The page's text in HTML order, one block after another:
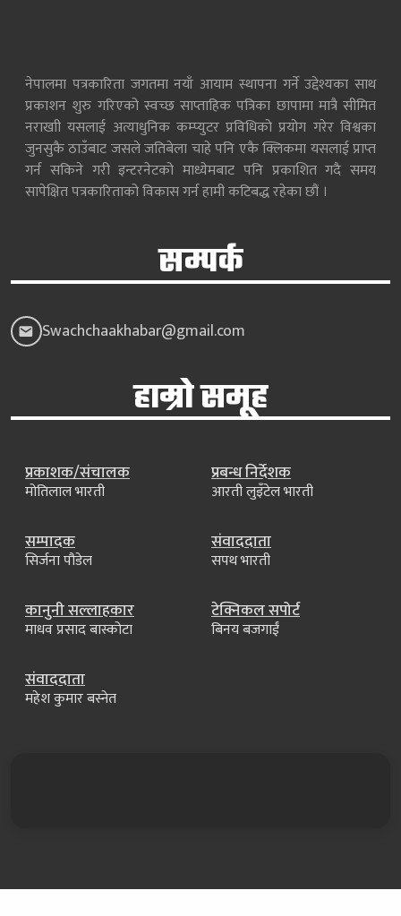
नेपालमा पत्रकारिता जगतमा नयाँ आयाम स्थापना गर्ने उद्देश्यका साथ
प्रकाशन शुरु गरिएको स्वच्छ साप्ताहिक पत्रिका छापामा मात्रै सीमित
नराखाी यसलाई अत्याधुनिक कम्प्युटर प्रविधिको प्रयोग गरेर विश्वका
जुनसुकै ठाउँबाट जसले जतिबेला चाहे पनि एकै क्लिकमा यसलाई प्राप्त
गर्न सकिने गरी इन्टरनेटको माध्येमबाट पनि प्रकाशित गदै समय
सापेक्षित पत्रकारिताको विकास गर्न हामी कटिबद्ध रहेका छौं ।
सम्पर्क
Swachchaakhabar@gmail.com
हाम्रो समूह
प्रकाशक/संचालक
मोतिलाल भारती
प्रबन्ध निर्देशक
आरती लुइँटेल भारती
सम्पादक
सिर्जना पौडेल
संवाददाता
सपथ भारती
कानुनी सल्लाहकार
माधव प्रसाद बास्कोटा
टेक्निकल सपोर्ट
बिनय बजगाईं
संवाददाता
महेश कुमार बस्नेत